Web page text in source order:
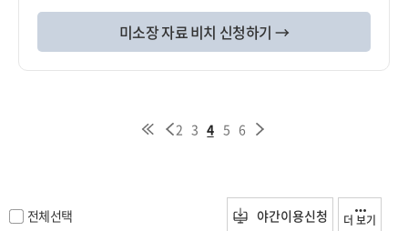
미소장 자료 비치 신청하기 →
2 3 4 5 6
전체선택 야간이용신청 더 보기